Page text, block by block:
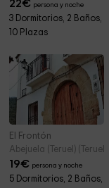
22€ persona y noche
3 Dormitorios, 2 Baños,
10 Plazas
El Frontón
Abejuela (Teruel) (Teruel)
19€ persona y noche
5 Dormitorios, 2 Baños,